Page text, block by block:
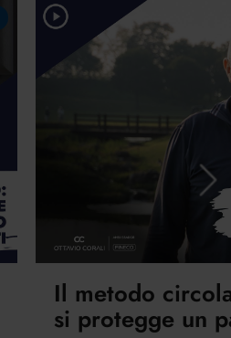
Il metodo
si protegge un